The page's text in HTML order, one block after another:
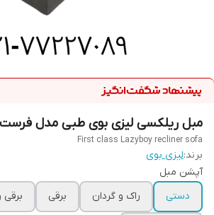
مبل ریلکسی لیزی بوی طبی مدل
First class Lazyboy recliner sofa
برند:لیزی بوی
آپشن مبل
دستی
راک و گردان برقی برقی